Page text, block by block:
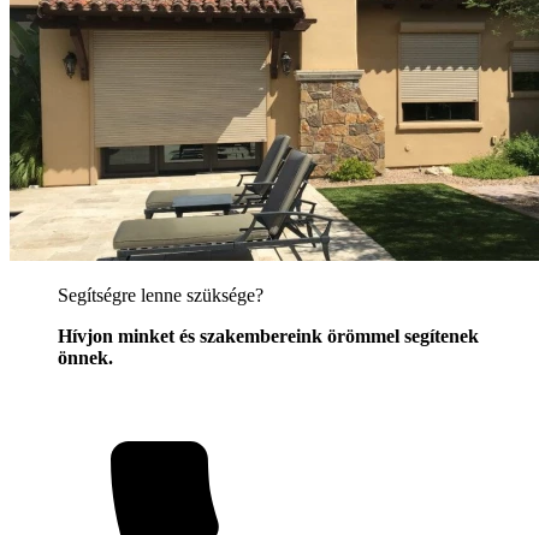
Segítségre lenne szüksége?
Hívjon minket és szakembereink örömmel segítenek
önnek.